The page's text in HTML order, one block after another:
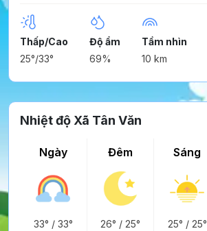
Thấp/Cao
25°/33°
Độ ẩm
69%
Tầm nhìn
10 km
Nhiệt độ Xã Tân Văn
Ngày
33° / 33°
Đêm
26° / 25°
Sáng
25° / 25°